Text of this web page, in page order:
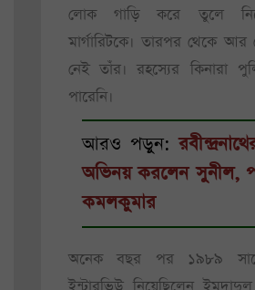
লোক গাড়ি করে তুলে
মার্গারিটকে। তারপর থেকে
নেই তাঁর। রহস্যের কিনারা
পারেনি।
আরও পড়ুন:
অভিনয় করলেন সুনীল,
কমলকুমার
অনেক বছর পর ১৯৮৯